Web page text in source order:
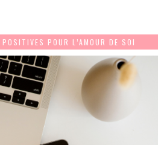
POUR L’AMOUR DE SOI